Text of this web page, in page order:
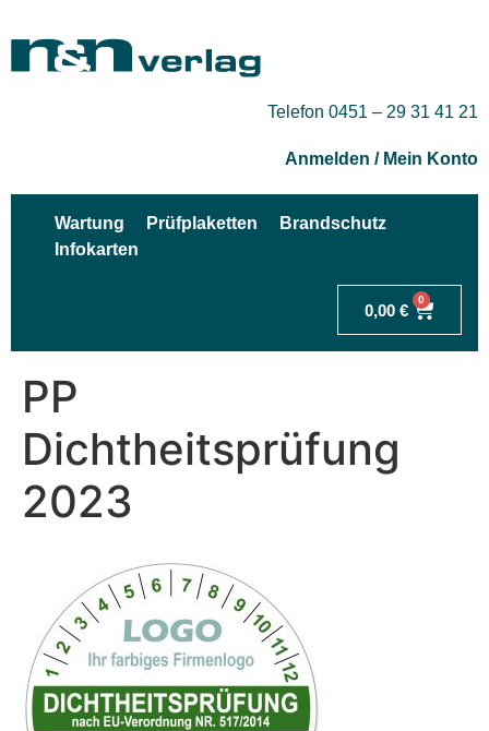
Telefon 0451 – 29 31 41 21
Anmelden / Mein Konto
Wartung Prüfplaketten
Brandschutz
Infokarten
0,00 €
0
PP
Dichtheitsprüfung
2023